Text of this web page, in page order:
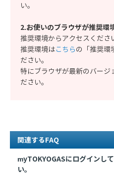
い。
2.お使いのブラウザが推奨環
推奨環境からアクセスくださ
推奨環境はこちらの「推奨環
ださい。
特にブラウザが最新のバージ
ださい。
関連するFAQ
myTOKYOGASにログインし
い。